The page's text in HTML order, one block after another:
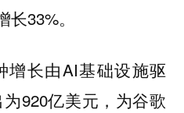
33%。
增长由AI基础设施驱
920亿美元，为谷歌